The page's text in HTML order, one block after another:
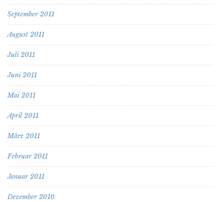
September 2011
August 2011
Juli 2011
Juni 2011
Mai 2011
April 2011
März 2011
Februar 2011
Januar 2011
Dezember 2010